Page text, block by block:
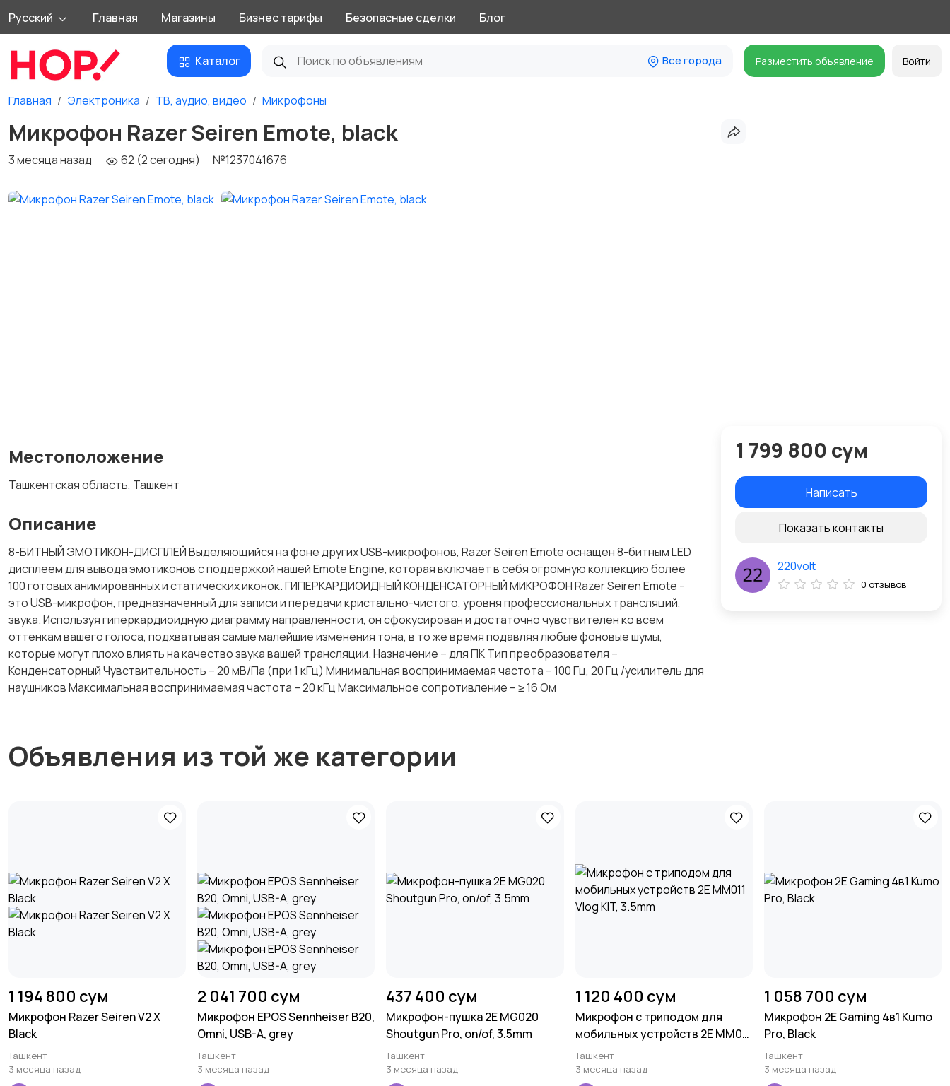
Русский Главная Магазины Бизнес тарифы Безопасные сделки Блог
Каталог Все города Разместить объявление Войти
Главная Электроника ТВ, аудио, видео Микрофоны
Микрофон Razer Seiren Emote, black
3 месяца назад 62 (2 сегодня) №1237041676
Местоположение
Ташкентская область, Ташкент
Описание
8-БИТНЫЙ ЭМОТИКОН-ДИСПЛЕЙ Выделяющийся на фоне других USB-микрофонов, Razer Seiren Emote оснащен 8-битным LED
дисплеем для вывода эмотиконов с поддержкой нашей Emote Engine, которая включает в себя огромную коллекцию более
100 готовых анимированных и статических иконок. ГИПЕРКАРДИОИДНЫЙ КОНДЕНСАТОРНЫЙ МИКРОФОН Razer Seiren Emote -
это USB-микрофон, предназначенный для записи и передачи кристально-чистого, уровня профессиональных трансляций,
звука. Используя гиперкардиоидную диаграмму направленности, он сфокусирован и достаточно чувствителен ко всем
оттенкам вашего голоса, подхватывая самые малейшие изменения тона, в то же время подавляя любые фоновые шумы,
которые могут плохо влиять на качество звука вашей трансляции. Назначение – для ПК Тип преобразователя –
Конденсаторный Чувствительность – 20 мВ/Па (при 1 кГц) Минимальная воспринимаемая частота – 100 Гц, 20 Гц /усилитель для
наушников Максимальная воспринимаемая частота – 20 кГц Максимальное сопротивление – ≥ 16 Ом
1 799 800 сум
Написать
Показать контакты
220volt
0 отзывов
Объявления из той же категории
1 194 800 сум
Микрофон Razer Seiren V2 X
Black
Ташкент
3 месяца назад
2 041 700 сум
Микрофон EPOS Sennheiser B20,
Omni, USB-A, grey
Ташкент
3 месяца назад
437 400 сум
Микрофон-пушка 2E MG020
Shoutgun Pro, on/of, 3.5mm
Ташкент
3 месяца назад
1 120 400 сум
Микрофон с триподом для
мобильных устройств 2E MM011
Vlog KIT, 3.5mm
Ташкент
3 месяца назад
1 058 700 сум
Микрофон 2E Gaming 4в1 Kumo
Pro, Black
Ташкент
3 месяца назад